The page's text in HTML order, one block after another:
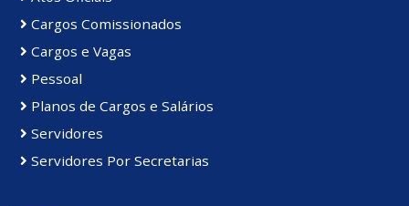
Cargos Comissionados
Cargos e Vagas
Pessoal
Planos de Cargos e Salários
Servidores
Servidores Por Secretarias